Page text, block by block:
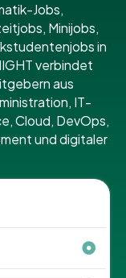
Jobs,
Minijobs,
in
verbindet
aus
IT-
Cloud, DevOps,
und digitaler